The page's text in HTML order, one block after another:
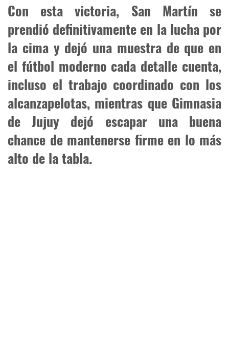
Con esta victoria, San Martín se
prendió definitivamente en la lucha por
la cima y dejó una muestra de que en
el fútbol moderno cada detalle cuenta,
incluso el trabajo coordinado con los
alcanzapelotas, mientras que Gimnasia
de Jujuy dejó escapar una buena
chance de mantenerse firme en lo más
alto de la tabla.